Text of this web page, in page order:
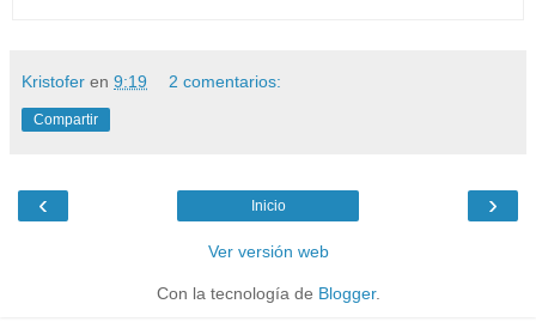
Kristofer en 9:19 2 comentarios:
Compartir
‹ ›
Inicio
Ver versión web
Con la tecnología de Blogger.